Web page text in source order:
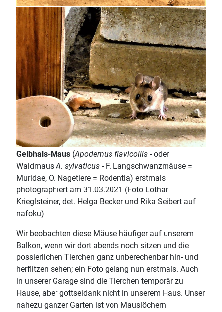
Gelbhals-Maus (Apodemus flavicollis - oder
WaldmausA. sylvaticus - F. Langschwanzmäuse =
Muridae, O. Nagetiere = Rodentia) erstmals
photographiert am 31.03.2021 (Foto Lothar
Krieglsteiner, det. Helga Becker und Rika Seibert auf
nafoku)
Wir beobachten diese Mäuse häufiger auf unserem
Balkon, wenn wir dort abends noch sitzen und die
possierlichen Tierchen ganz unberechenbar hin- und
herflitzen sehen; ein Foto gelang nun erstmals. Auch
in unserer Garage sind die Tierchen temporär zu
Hause, aber gottseidank nicht in unserem Haus. Unser
nahezu ganzer Garten ist von Mauslöchern